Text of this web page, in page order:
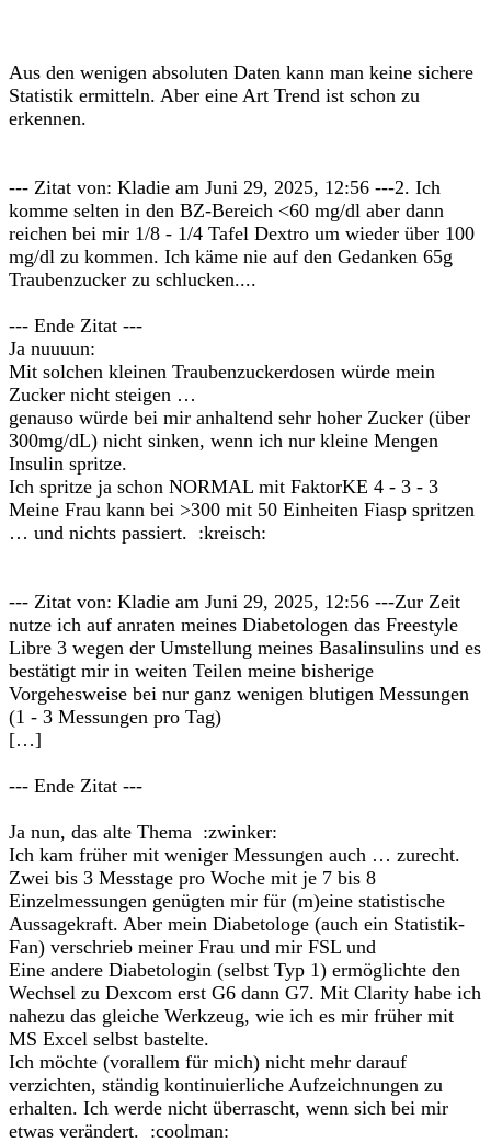
Aus den wenigen absoluten Daten kann man keine sichere
Statistik ermitteln. Aber eine Art Trend ist schon zu
erkennen.
--- Zitat von: Kladie am Juni 29, 2025, 12:56 ---2. Ich
komme selten in den BZ-Bereich <60 mg/dl aber dann
reichen bei mir 1/8 - 1/4 Tafel Dextro um wieder über 100
mg/dl zu kommen. Ich käme nie auf den Gedanken 65g
Traubenzucker zu schlucken....
--- Ende Zitat ---
Ja nuuuun:
Mit solchen kleinen Traubenzuckerdosen würde mein
Zucker nicht steigen …
genauso würde bei mir anhaltend sehr hoher Zucker (über
300mg/dL) nicht sinken, wenn ich nur kleine Mengen
Insulin spritze.
Ich spritze ja schon NORMAL mit FaktorKE 4 - 3 - 3
Meine Frau kann bei >300 mit 50 Einheiten Fiasp spritzen
… und nichts passiert. :kreisch:
--- Zitat von: Kladie am Juni 29, 2025, 12:56 ---Zur Zeit
nutze ich auf anraten meines Diabetologen das Freestyle
Libre 3 wegen der Umstellung meines Basalinsulins und es
bestätigt mir in weiten Teilen meine bisherige
Vorgehesweise bei nur ganz wenigen blutigen Messungen
(1 - 3 Messungen pro Tag)
[…]
--- Ende Zitat ---
Ja nun, das alte Thema :zwinker:
Ich kam früher mit weniger Messungen auch … zurecht.
Zwei bis 3 Messtage pro Woche mit je 7 bis 8
Einzelmessungen genügten mir für (m)eine statistische
Aussagekraft. Aber mein Diabetologe (auch ein Statistik-
Fan) verschrieb meiner Frau und mir FSL und
Eine andere Diabetologin (selbst Typ 1) ermöglichte den
Wechsel zu Dexcom erst G6 dann G7. Mit Clarity habe ich
nahezu das gleiche Werkzeug, wie ich es mir früher mit
MS Excel selbst bastelte.
Ich möchte (vorallem für mich) nicht mehr darauf
verzichten, ständig kontinuierliche Aufzeichnungen zu
erhalten. Ich werde nicht überrascht, wenn sich bei mir
etwas verändert. :coolman: